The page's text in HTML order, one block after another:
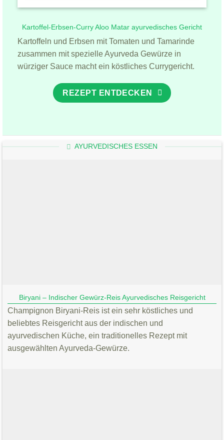
Kartoffel-Erbsen-Curry Aloo Matar ayurvedisches Gericht
Kartoffeln und Erbsen mit Tomaten und Tamarinde
zusammen mit spezielle Ayurveda Gewürze in
würziger Sauce macht ein köstliches Currygericht.
REZEPT ENTDECKEN
AYURVEDISCHES ESSEN
Biryani – Indischer Gewürz-Reis Ayurvedisches Reisgericht
Champignon Biryani-Reis ist ein sehr köstliches und
beliebtes Reisgericht aus der indischen und
ayurvedischen Küche, ein traditionelles Rezept mit
ausgewählten Ayurveda-Gewürze.